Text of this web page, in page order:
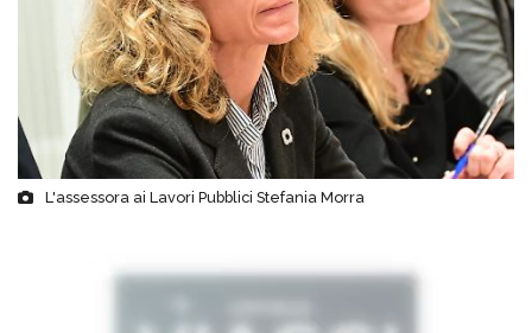
L'assessora ai Lavori Pubblici Stefania Morra